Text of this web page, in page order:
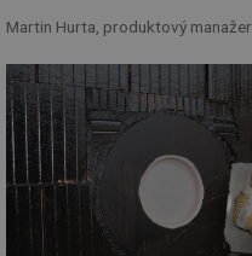
Martin Hurta, produktový